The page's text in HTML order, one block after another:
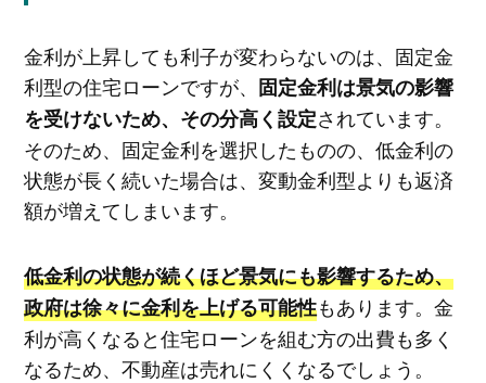
金利が上昇しても利子が変わらないのは、固定金
利型の住宅ローンですが、 固定金利は景気の影響
を受けないため、その分高く設定されています。
そのため、固定金利を選択したものの、低金利の
状態が長く続いた場合は、変動金利型よりも返済
額が増えてしまいます。
低金利の状態が続くほど景気にも影響するため、
政府は徐々に金利を上げる可能性もあります。金
利が高くなると住宅ローンを組む方の出費も多く
なるため、不動産は売れにくくなるでしょう。